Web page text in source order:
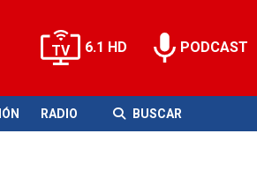
6.1 HD PODCAST
RADIO BUSCAR